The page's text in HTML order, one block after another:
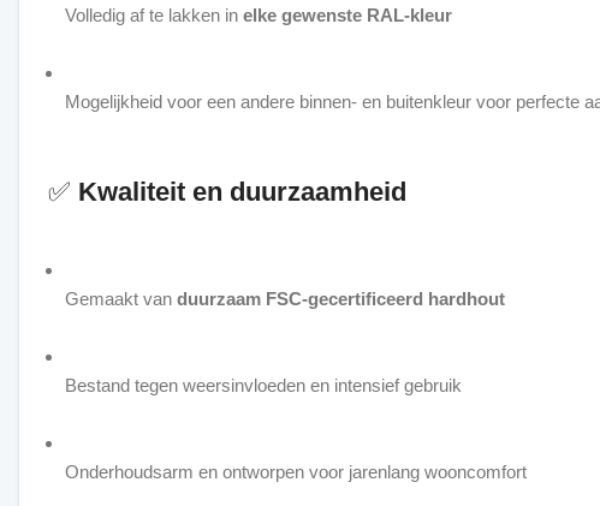
Volledig af te lakken in elke gewenste RAL-kleur
Mogelijkheid voor een andere binnen- en buitenkleur voor perfecte
✅ Kwaliteit en duurzaamheid
Gemaakt van duurzaam FSC-gecertificeerd hardhout
Bestand tegen weersinvloeden en intensief gebruik
Onderhoudsarm en ontworpen voor jarenlang wooncomfort